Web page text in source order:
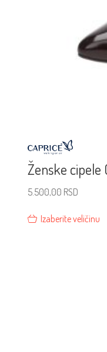
Ženske cipele
5.500,00 RSD
Izaberite veličinu